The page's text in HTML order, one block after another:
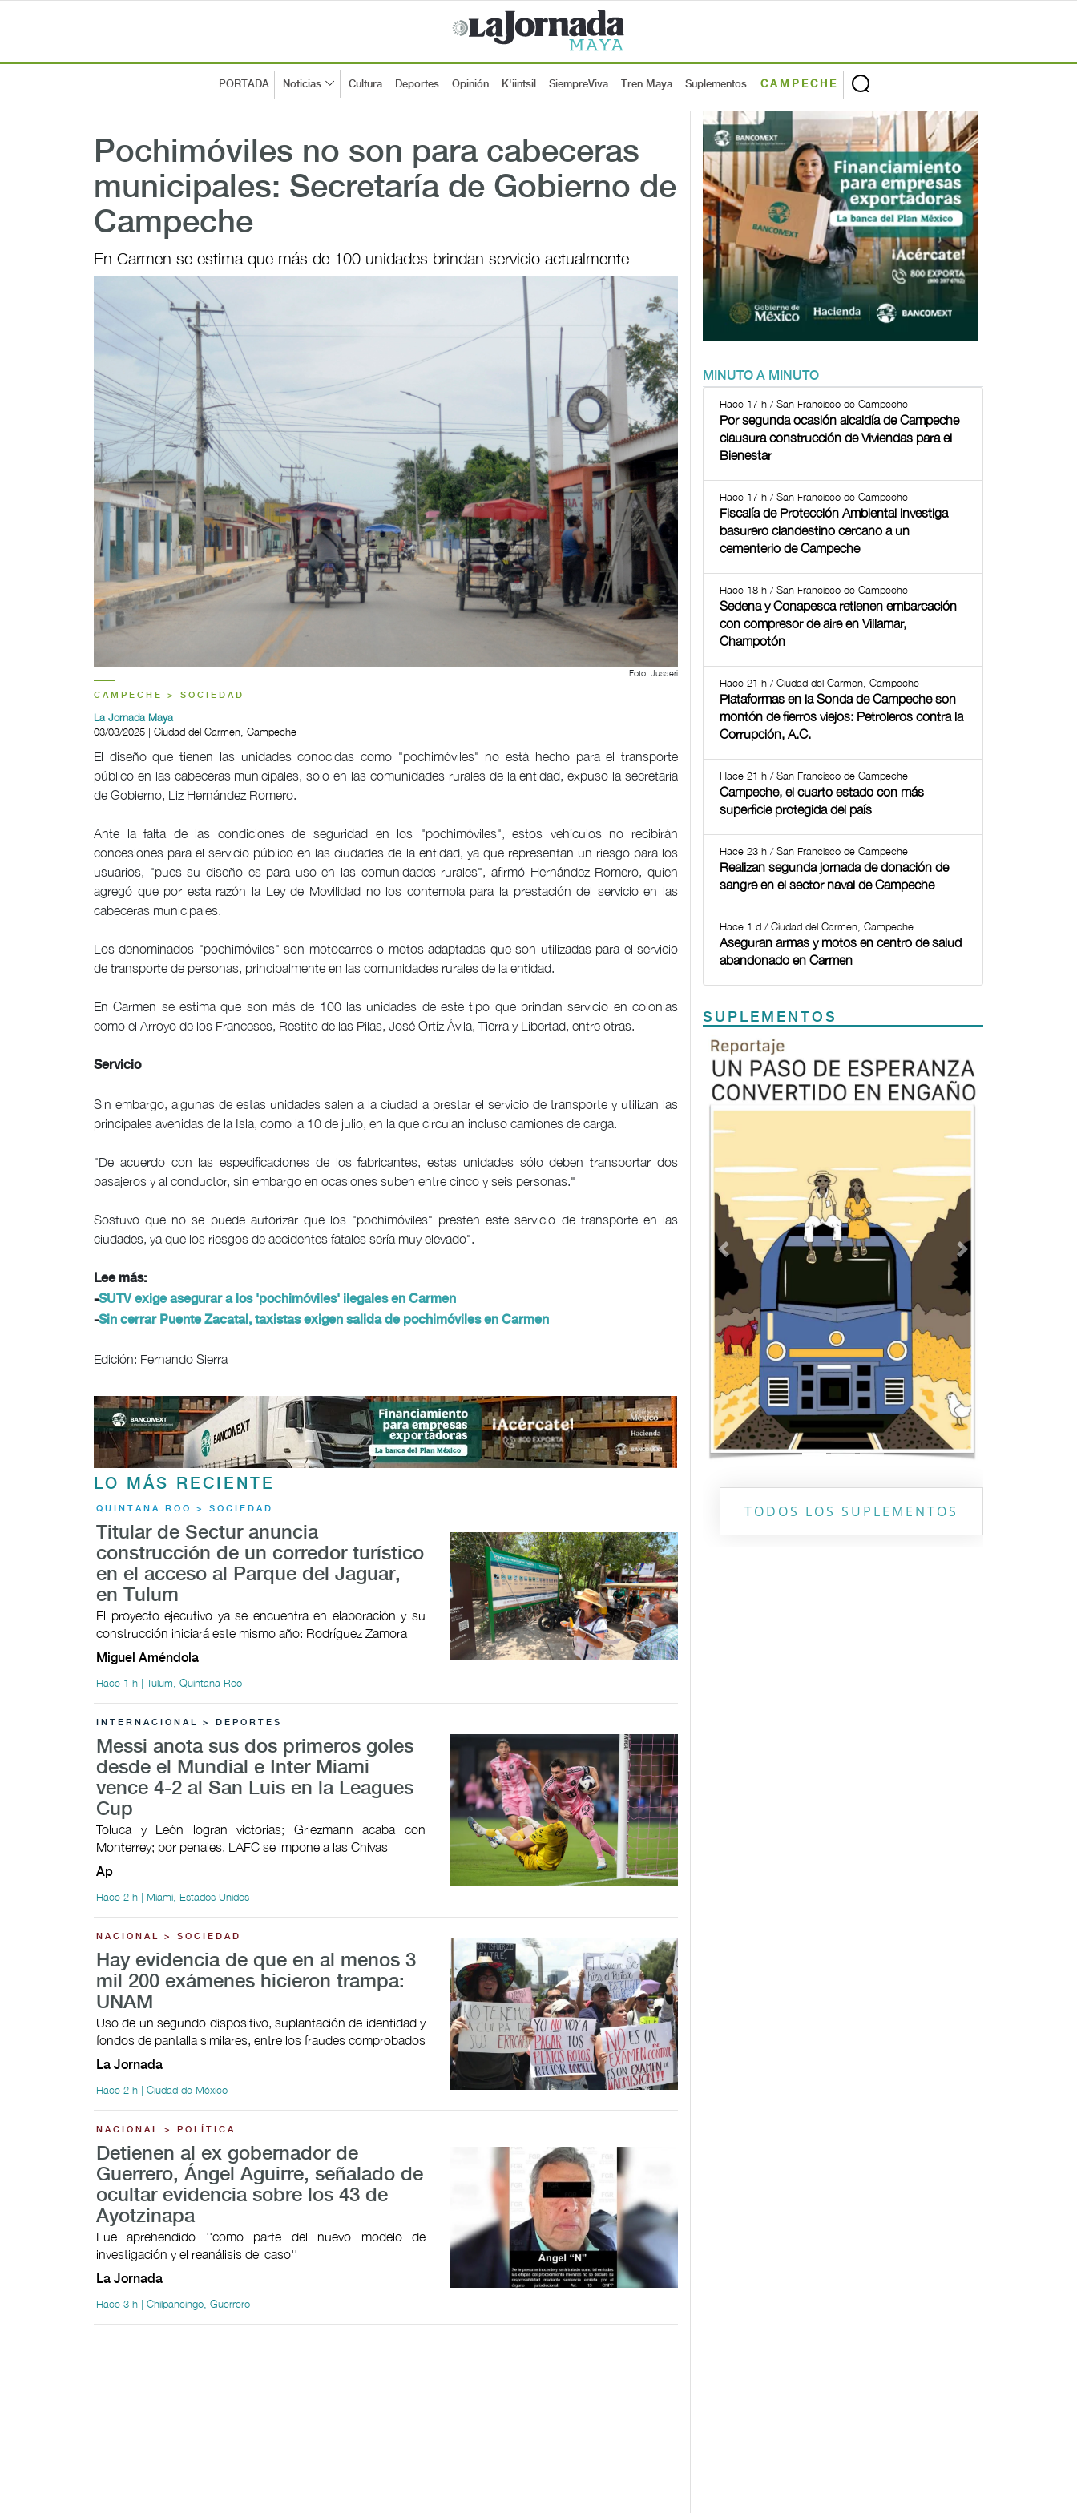
PORTADA Noticias Cultura Deportes Opinión K'iintsil SiempreViva Tren Maya Suplementos CAMPECHE
Pochimóviles no son para cabeceras
municipales: Secretaría de Gobierno de
Campeche
En Carmen se estima que más de 100 unidades brindan servicio actualmente
Foto: Jusaeri
CAMPECHE > SOCIEDAD
La Jornada Maya
03/03/2025 | Ciudad del Carmen, Campeche
El diseño que tienen las unidades conocidas como "pochimóviles" no está hecho para el transporte
público en las cabeceras municipales, solo en las comunidades rurales de la entidad, expuso la secretaria
de Gobierno, Liz Hernández Romero.
Ante la falta de las condiciones de seguridad en los "pochimóviles", estos vehículos no recibirán
concesiones para el servicio público en las ciudades de la entidad, ya que representan un riesgo para los
usuarios, "pues su diseño es para uso en las comunidades rurales", afirmó Hernández Romero, quien
agregó que por esta razón la Ley de Movilidad no los contempla para la prestación del servicio en las
cabeceras municipales.
Los denominados "pochimóviles" son motocarros o motos adaptadas que son utilizadas para el servicio
de transporte de personas, principalmente en las comunidades rurales de la entidad.
En Carmen se estima que son más de 100 las unidades de este tipo que brindan servicio en colonias
como el Arroyo de los Franceses, Restito de las Pilas, José Ortíz Ávila, Tierra y Libertad, entre otras.
Servicio
Sin embargo, algunas de estas unidades salen a la ciudad a prestar el servicio de transporte y utilizan las
principales avenidas de la Isla, como la 10 de julio, en la que circulan incluso camiones de carga.
"De acuerdo con las especificaciones de los fabricantes, estas unidades sólo deben transportar dos
pasajeros y al conductor, sin embargo en ocasiones suben entre cinco y seis personas."
Sostuvo que no se puede autorizar que los "pochimóviles" presten este servicio de transporte en las
ciudades, ya que los riesgos de accidentes fatales sería muy elevado".
Lee más:
-SUTV exige asegurar a los 'pochimóviles' ilegales en Carmen
-Sin cerrar Puente Zacatal, taxistas exigen salida de pochimóviles en Carmen
Edición: Fernando Sierra
LO MÁS RECIENTE
QUINTANA ROO > SOCIEDAD
Titular de Sectur anuncia
construcción de un corredor turístico
en el acceso al Parque del Jaguar,
en Tulum
El proyecto ejecutivo ya se encuentra en elaboración y su
construcción iniciará este mismo año: Rodríguez Zamora
Miguel Améndola
Hace 1 h | Tulum, Quintana Roo
INTERNACIONAL > DEPORTES
Messi anota sus dos primeros goles
desde el Mundial e Inter Miami
vence 4-2 al San Luis en la Leagues
Cup
Toluca y León logran victorias; Griezmann acaba con
Monterrey; por penales, LAFC se impone a las Chivas
Ap
Hace 2 h | Miami, Estados Unidos
NACIONAL > SOCIEDAD
Hay evidencia de que en al menos 3
mil 200 exámenes hicieron trampa:
UNAM
Uso de un segundo dispositivo, suplantación de identidad y
fondos de pantalla similares, entre los fraudes comprobados
La Jornada
Hace 2 h | Ciudad de México
NACIONAL > POLÍTICA
Detienen al ex gobernador de
Guerrero, Ángel Aguirre, señalado de
ocultar evidencia sobre los 43 de
Ayotzinapa
Fue aprehendido ''como parte del nuevo modelo de
investigación y el reanálisis del caso''
La Jornada
Hace 3 h | Chilpancingo, Guerrero
MINUTO A MINUTO
Hace 17 h / San Francisco de Campeche
Por segunda ocasión alcaldía de Campeche
clausura construcción de Viviendas para el
Bienestar
Hace 17 h / San Francisco de Campeche
Fiscalía de Protección Ambiental investiga
basurero clandestino cercano a un
cementerio de Campeche
Hace 18 h / San Francisco de Campeche
Sedena y Conapesca retienen embarcación
con compresor de aire en Villamar,
Champotón
Hace 21 h / Ciudad del Carmen, Campeche
Plataformas en la Sonda de Campeche son
montón de fierros viejos: Petroleros contra la
Corrupción, A.C.
Hace 21 h / San Francisco de Campeche
Campeche, el cuarto estado con más
superficie protegida del país
Hace 23 h / San Francisco de Campeche
Realizan segunda jornada de donación de
sangre en el sector naval de Campeche
Hace 1 d / Ciudad del Carmen, Campeche
Aseguran armas y motos en centro de salud
abandonado en Carmen
SUPLEMENTOS
Previous Next
TODOS LOS SUPLEMENTOS